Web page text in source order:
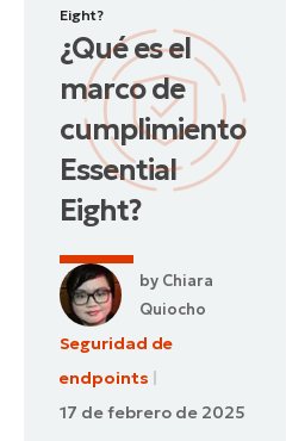
Eight?
¿Qué es el
marco de
cumplimiento
Essential
Eight?
by Chiara
Quiocho
Seguridad de
endpoints
17 de febrero de 2025